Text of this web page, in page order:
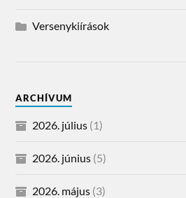
Versenykiírások
ARCHÍVUM
2026. július (1)
2026. június (5)
2026. május (3)